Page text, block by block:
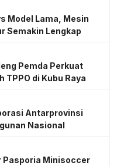
Model Lama, Mesin
Semakin Lengkap
Pemda Perkuat
TPPO di Kubu Raya
Antarprovinsi
Nasional
Pasporia Minisoccer